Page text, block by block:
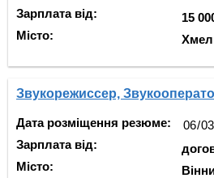
Зарплата від:
Місто:
15
Звукорежиссер,
Дата розміщення резюме:
Зарплата від:
Місто: